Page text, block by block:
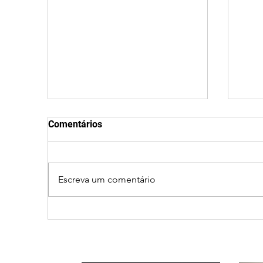
Quebra-Anzol em Ibiá
Comentários
Escreva um comentário